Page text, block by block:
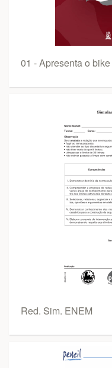
01 - Apresenta o bike
Red. Sim. ENEM